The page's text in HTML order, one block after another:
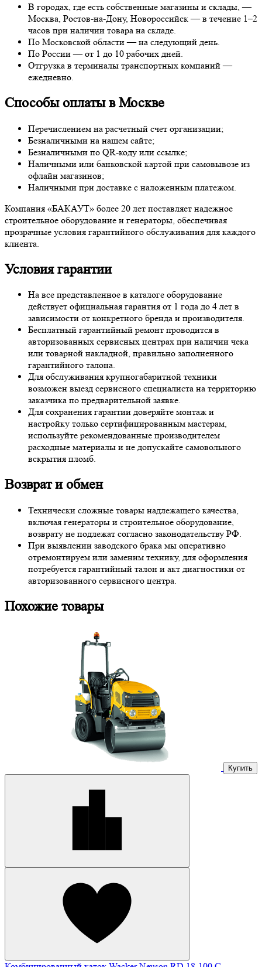
В городах, где есть собственные магазины и склады, —
Москва, Ростов-на-Дону, Новороссийск — в течение 1–2
часов при наличии товара на складе.
По Московской области — на следующий день.
По России — от 1 до 10 рабочих дней.
Отгрузка в терминалы транспортных компаний —
ежедневно.
Способы оплаты в Москве
Перечислением на расчетный счет организации;
Безналичными на нашем сайте;
Безналичными по QR-коду или ссылке;
Наличными или банковской картой при самовывозе из
офлайн магазинов;
Наличными при доставке с наложенным платежом.
Компания «БАКАУТ» более 20 лет поставляет надежное
строительное оборудование и генераторы, обеспечивая
прозрачные условия гарантийного обслуживания для каждого
клиента.
Условия гарантии
На все представленное в каталоге оборудование
действует официальная гарантия от 1 года до 4 лет в
зависимости от конкретного бренда и производителя.
Бесплатный гарантийный ремонт проводится в
авторизованных сервисных центрах при наличии чека
или товарной накладной, правильно заполненного
гарантийного талона.
Для обслуживания крупногабаритной техники
возможен выезд сервисного специалиста на территорию
заказчика по предварительной заявке.
Для сохранения гарантии доверяйте монтаж и
настройку только сертифицированным мастерам,
используйте рекомендованные производителем
расходные материалы и не допускайте самовольного
вскрытия пломб.
Возврат и обмен
Технически сложные товары надлежащего качества,
включая генераторы и строительное оборудование,
возврату не подлежат согласно законодательству РФ.
При выявлении заводского брака мы оперативно
отремонтируем или заменим технику, для оформления
потребуется гарантийный талон и акт диагностики от
авторизованного сервисного центра.
Похожие товары
Купить